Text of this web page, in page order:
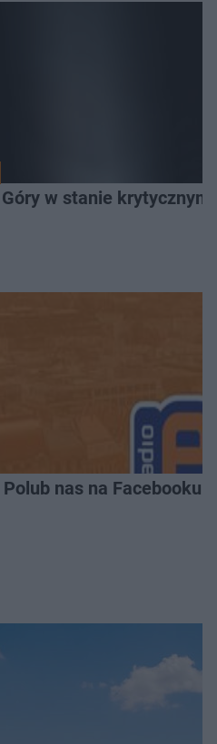
w stanie
nas na Facebooku!